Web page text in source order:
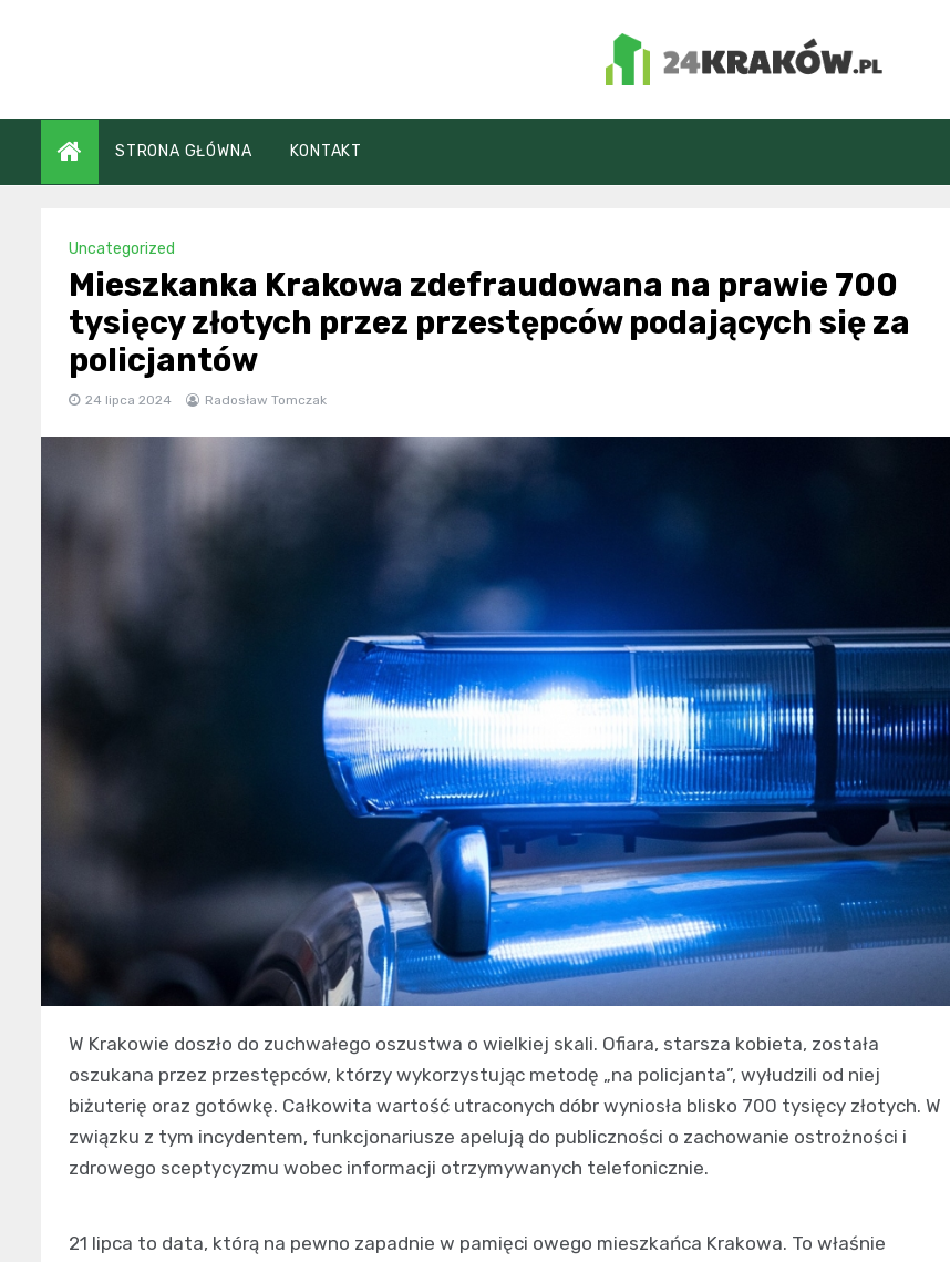
24Kraków.pl
STRONA GŁÓWNA KONTAKT
Uncategorized
Mieszkanka Krakowa zdefraudowana na prawie 700
tysięcy złotych przez przestępców podających się za
policjantów
24 lipca 2024 Radosław Tomczak
W Krakowie doszło do zuchwałego oszustwa o wielkiej skali. Ofiara, starsza kobieta, została
oszukana przez przestępców, którzy wykorzystując metodę „na policjanta”, wyłudzili od niej
biżuterię oraz gotówkę. Całkowita wartość utraconych dóbr wyniosła blisko 700 tysięcy złotych. W
związku z tym incydentem, funkcjonariusze apelują do publiczności o zachowanie ostrożności i
zdrowego sceptycyzmu wobec informacji otrzymywanych telefonicznie.
21 lipca to data, którą na pewno zapadnie w pamięci owego mieszkańca Krakowa. To właśnie